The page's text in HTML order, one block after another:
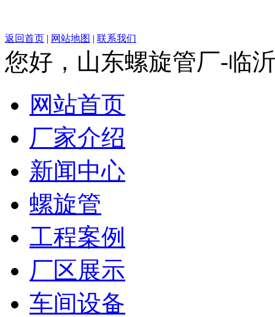
返回首页 | 网站地图 | 联系我们
您好，山东螺旋管厂-临
网站首页
厂家介绍
新闻中心
螺旋管
工程案例
厂区展示
车间设备